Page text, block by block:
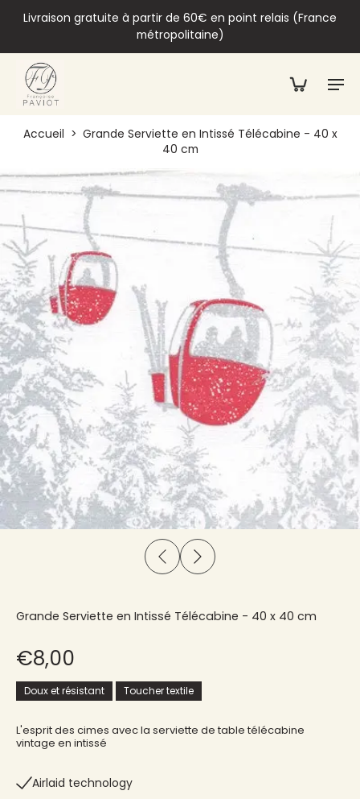
Livraison gratuite à partir de 60€ en point relais (France
métropolitaine)
Accueil > Grande Serviette en Intissé Télécabine - 40 x
40 cm
Grande Serviette en Intissé Télécabine - 40 x 40 cm
€8,00
Doux et résistant Toucher textile
L'esprit des cimes avec la serviette de table télécabine
vintage en intissé
Airlaid technology